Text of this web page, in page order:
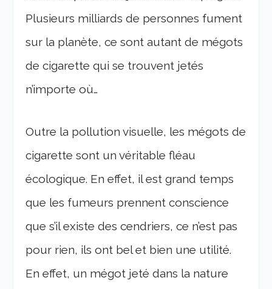
Plusieurs milliards de personnes fument
sur la planète, ce sont autant de mégots
de cigarette qui se trouvent jetés
n’importe où…
Outre la pollution visuelle, les mégots de
cigarette sont un véritable fléau
écologique. En effet, il est grand temps
que les fumeurs prennent conscience
que s’il existe des cendriers, ce n’est pas
pour rien, ils ont bel et bien une utilité.
En effet, un mégot jeté dans la nature